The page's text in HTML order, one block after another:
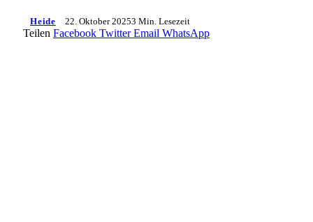
Heide 22. Oktober 20253 Min. Lesezeit
Teilen Facebook Twitter Email WhatsApp